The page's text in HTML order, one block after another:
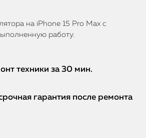
на iPhone 15 Pro Max с
работу.
техники за 30 мин.
гарантия после ремонта